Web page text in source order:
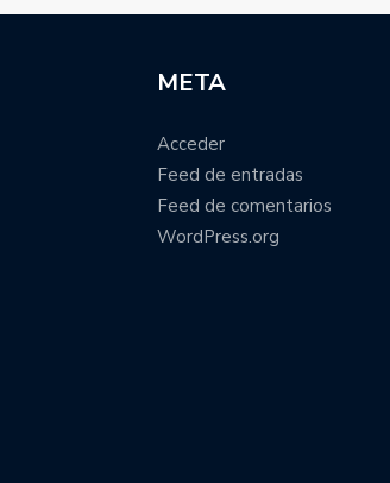
META
Acceder
Feed de entradas
Feed de comentarios
WordPress.org